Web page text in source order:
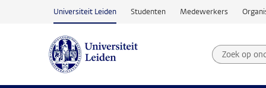
Ga naar hoofdinhoud
Universiteit Leiden Studenten Medewerkers
Zoek op
Zoekterm